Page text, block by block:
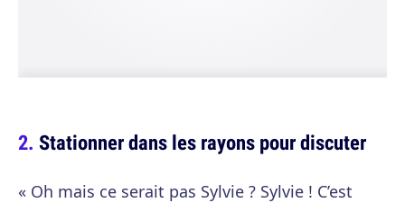
Stationner dans les rayons pour discuter
« Oh mais ce serait pas Sylvie ? Sylvie ! C’est